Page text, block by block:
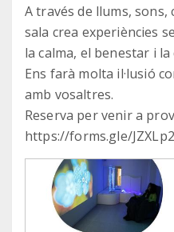
A través de llums,
sala crea experiències
la calma, el benestar i la
Ens farà molta il·lusió
amb vosaltres.
Reserva per venir a
https://forms.gle/